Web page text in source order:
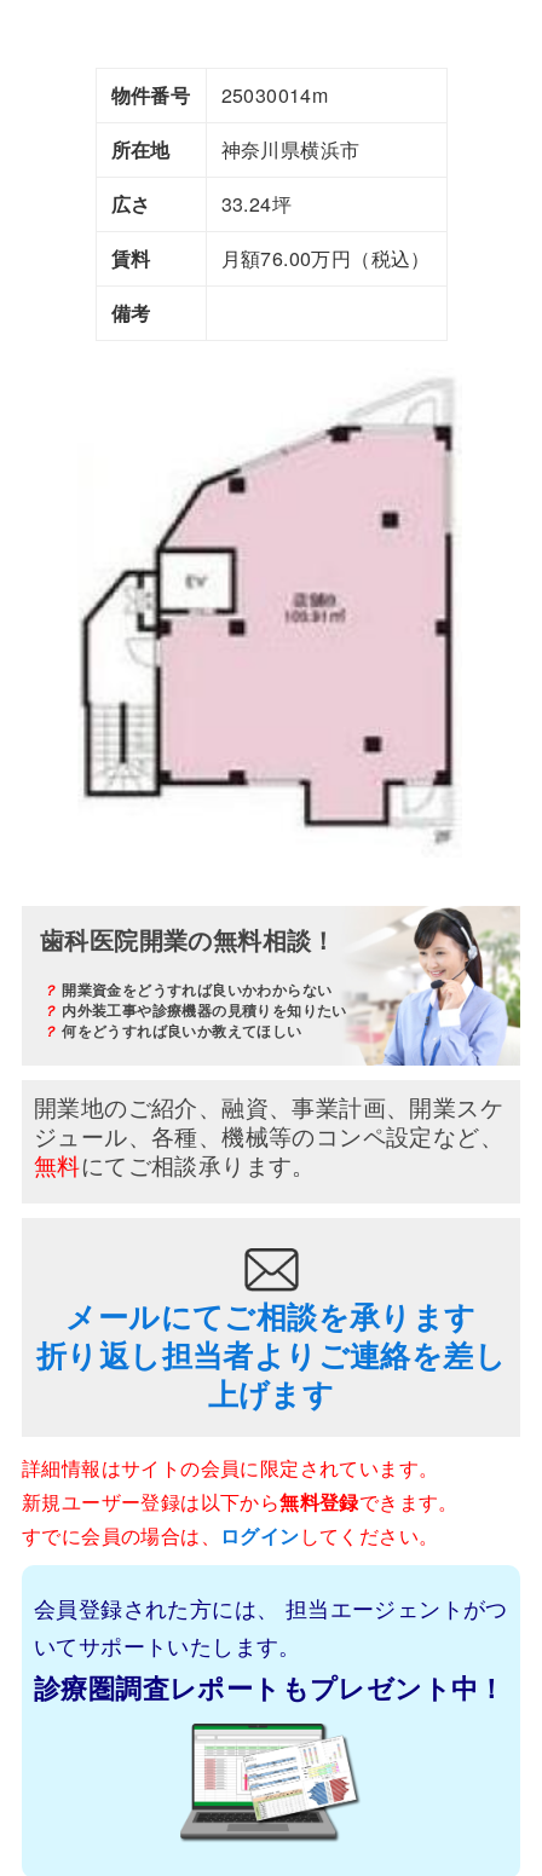
物件番号
25030014m
所在地
神奈川県横浜市
広さ
33.24坪
賃料
月額76.00万円（税込）
備考
歯科医院開業の無料相談！
？開業資金をどうすれば良いかわからない
？ 内外装工事や診療機器の見積りを知りたい
？何をどうすれば良いか教えてほしい
開業地のご紹介、融資、事業計画、開業スケ
ジュール、 各種、機械等のコンペ設定など、
無料にてご相談承ります。
メールにてご相談を承ります
折り返し担当者よりご連絡を差し
上げます
詳細情報はサイトの会員に限定されています。
新規ユーザー登録は以下から無料登録できます。
すでに会員の場合は、
ログインしてください。
会員登録された方には、
担当エージェントがつ
いてサポートいたします。
診療圏調査レポートもプレゼント中！